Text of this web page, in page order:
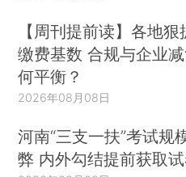
【周刊提前读】各地狠
缴费基数 合规与企业
何平衡？
2026年08月08日
河南“三支一扶”考试规
弊 内外勾结提前获取